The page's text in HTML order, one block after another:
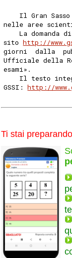
Il Gran
nelle aree
La domanda
sito http://
giorni  dalla
Ufficiale della
esami».
Il testo
GSSI: http://
Ti stai